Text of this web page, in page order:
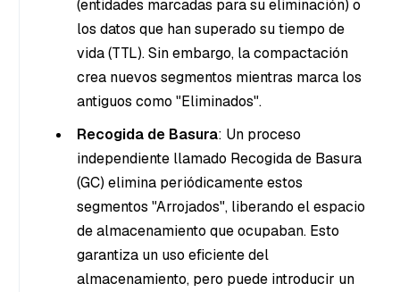
(entidades marcadas para su eliminación) o
los datos que han superado su tiempo de
vida (TTL). Sin embargo, la compactación
crea nuevos segmentos mientras marca los
antiguos como "Eliminados".
Recogida de Basura: Un proceso
independiente llamado Recogida de Basura
(GC) elimina periódicamente estos
segmentos "Arrojados", liberando el espacio
de almacenamiento que ocupaban. Esto
garantiza un uso eficiente del
almacenamiento, pero puede introducir un